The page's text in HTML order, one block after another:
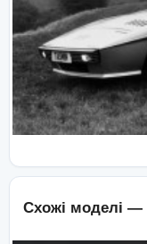
Схожі моделі —